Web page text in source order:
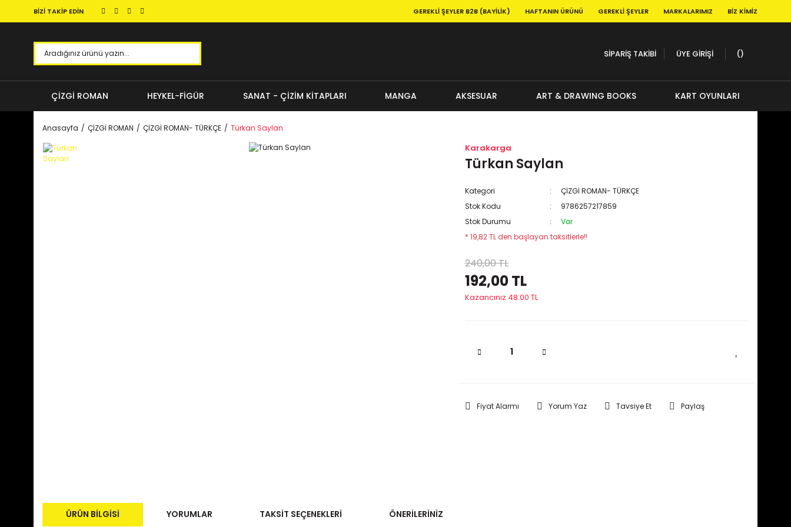
BİZİ TAKİP EDİN GEREKLI ŞEYLER B2B (BAYILIK) HAFTANIN ÜRÜNÜ GEREKLI ŞEYLER MARKALARIMIZ BIZ KIMIZ
SİPARİŞ TAKİBİ ÜYE GİRİŞİ
ÇİZGİ ROMAN HEYKEL-FİGÜR SANAT - ÇİZİM KİTAPLARI MANGA AKSESUAR ART & DRAWING BOOKS KART OYUNLARI
Anasayfa ÇİZGİ ROMAN ÇİZGİ ROMAN- TÜRKÇE Türkan Saylan
Karakarga
Türkan Saylan
Kategori
ÇİZGİ ROMAN- TÜRKÇE
Stok Kodu
9786257217859
Stok Durumu
Var
* 19,82 TL den başlayan taksitlerle!!
240,00 TL
192,00 TL
Kazancınız 48.00 TL
Fiyat Alarmı Yorum Yaz Tavsiye Et Paylaş
ÜRÜN BILGISI YORUMLAR TAKSIT SEÇENEKLERI ÖNERILERINIZ